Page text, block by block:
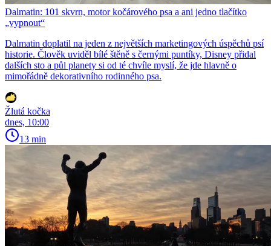
Dalmatin: 101 skvrn, motor kočárového psa a ani jedno tlačítko
„vypnout“
Dalmatin doplatil na jeden z největších marketingových úspěchů psí
historie. Člověk uviděl bílé štěně s černými puntíky, Disney přidal
dalších sto a půl planety si od té chvíle myslí, že jde hlavně o
mimořádně dekorativního rodinného psa.
Žlutá kočka
dnes, 10:00
13 min